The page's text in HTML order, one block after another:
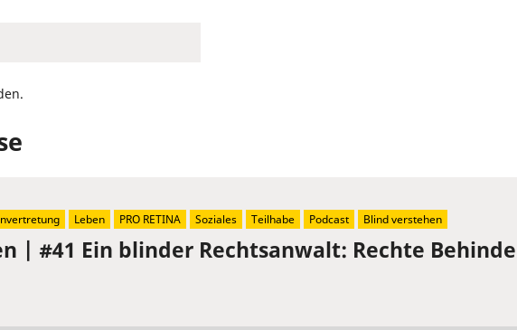
| #41 Ein blinder Rechtsanwalt: Rechte
Leben PRO RETINA Soziales Teilhabe Podcast Blind verstehen